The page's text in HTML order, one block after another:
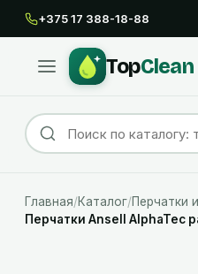
+375 17 388-18-88
TopClean
Главная/Каталог/Перчатки
Перчатки Ansell AlphaTec